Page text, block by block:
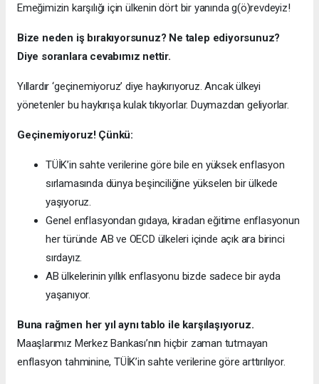
Emeğimizin karşılığı için ülkenin dört bir yanında g(ö)revdeyiz!
Bize neden iş bırakıyorsunuz? Ne talep ediyorsunuz?
Diye soranlara cevabımız nettir.
Yıllardır ‘geçinemiyoruz’ diye haykırıyoruz. Ancak ülkeyi
yönetenler bu haykırışa kulak tıkıyorlar. Duymazdan geliyorlar.
Geçinemiyoruz! Çünkü:
TÜİK’in sahte verilerine göre bile en yüksek enflasyon
sırlamasında dünya beşinciliğine yükselen bir ülkede
yaşıyoruz.
Genel enflasyondan gıdaya, kiradan eğitime enflasyonun
her türünde AB ve OECD ülkeleri içinde açık ara birinci
sırdayız.
AB ülkelerinin yıllık enflasyonu bizde sadece bir ayda
yaşanıyor.
Buna rağmen her yıl aynı tablo ile karşılaşıyoruz.
Maaşlarımız Merkez Bankası’nın hiçbir zaman tutmayan
enflasyon tahminine, TÜİK’in sahte verilerine göre arttırılıyor.